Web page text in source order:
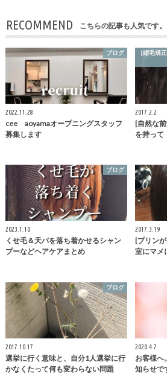
RECOMMEND こちらの記事も人気です。
ブログ
2022.11.28
cee aoyamaオープニングスタッフ
募集します
[縮毛矯
2017.2.2
[自然な
を持って
ブログ
2023.1.10
くせ毛＆天パを落ち着かせるシャン
プーなどヘアケアまとめ
2017.3.19
[プリン
室にマメ
ブログ
2017.10.17
選挙に行く意味と、自分1人選挙に行
かなくたって何も変わらない問題
2020.4.7
お客様へ
知らせで